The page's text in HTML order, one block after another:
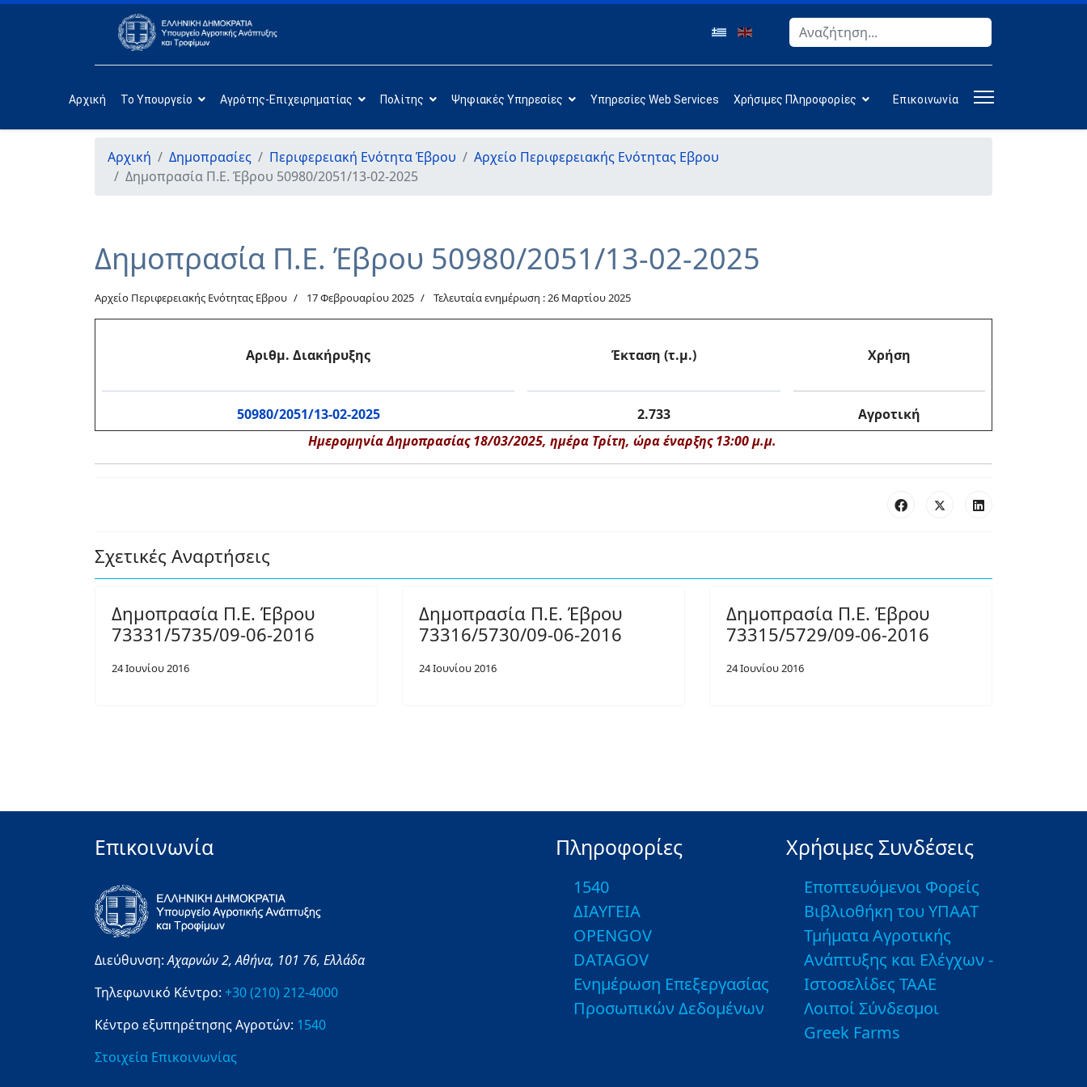
Αναζήτηση
Αρχική Το Υπουργείο Αγρότης-Επιχειρηματίας Πολίτης Ψηφιακές Υπηρεσίες Υπηρεσίες Web Services Χρήσιμες Πληροφορίες Επικοινωνία
Αρχική Δημοπρασίες Περιφερειακή Ενότητα Έβρου
Αρχείο Περιφερειακής Ενότητας Εβρου
Δημοπρασία Π.Ε. Έβρου 50980/2051/13-02-2025
Δημοπρασία Π.Ε. Έβρου 50980/2051/13-02-2025
Αρχείο Περιφερειακής Ενότητας Εβρου 17 Φεβρουαρίου 2025 Τελευταία ενημέρωση : 26 Μαρτίου 2025
Αριθμ. Διακήρυξης Έκταση (τ.μ.) Χρήση
50980/2051/13-02-2025 2.733
Αγροτική
Ημερομηνία Δημοπρασίας 18/03/2025, ημέρα Τρίτη, ώρα έναρξης 13:00 μ.μ.
Σχετικές Αναρτήσεις
Δημοπρασία Π.Ε. Έβρου
73331/5735/09-06-2016
24 Ιουνίου 2016
Δημοπρασία Π.Ε. Έβρου
73316/5730/09-06-2016
24 Ιουνίου 2016
Δημοπρασία Π.Ε. Έβρου
73315/5729/09-06-2016
24 Ιουνίου 2016
Επικοινωνία
Διεύθυνση:Αχαρνών 2,Αθήνα, 101 76, Ελλάδα
Τηλεφωνικό Κέντρο: +30 (210) 212-4000
Κέντρο εξυπηρέτησης Αγροτών: 1540
Στοιχεία Επικοινωνίας
Πληροφορίες
1540
ΔΙΑΥΓΕΙΑ
OPENGOV
DATAGOV
Ενημέρωση Επεξεργασίας
Προσωπικών Δεδομένων
Χρήσιμες Συνδέσεις
Εποπτευόμενοι Φορείς
Βιβλιοθήκη του ΥΠΑΑΤ
Τμήματα Αγροτικής
Ανάπτυξης και Ελέγχων -
Ιστοσελίδες ΤΑΑΕ
Λοιποί Σύνδεσμοι
Greek Farms